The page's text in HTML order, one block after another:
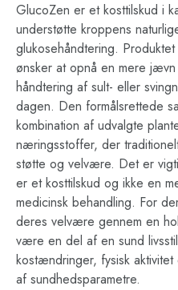
GlucoZen er et kosttilskud i
understøtte kroppens
glukosehåndtering.
ønsker at opnå en mere
håndtering af sult- eller
dagen. Den formålsrettede
kombination af udvalgte
næringsstoffer, der
støtte og velvære. Det er
er et kosttilskud og ikke en
medicinsk behandling. For
deres velvære gennem en
være en del af en sund
kostændringer, fysisk
af sundhedsparametre.